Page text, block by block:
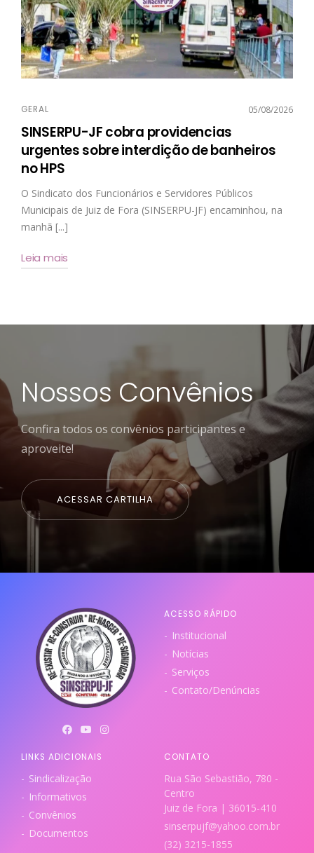
GERAL 05/08/2026
SINSERPU-JF cobra providencias
urgentes sobre interdição de banheiros
no HPS
O Sindicato dos Funcionários e Servidores Públicos
Municipais de Juiz de Fora (SINSERPU-JF) encaminhou, na
manhã [...]
Leia mais
Nossos Convênios
Confira todos os convênios participantes e
aproveite!
ACESSAR CARTILHA
ACESSO RÁPIDO
Institucional
Notícias
Serviços
Contato/Denúncias
LINKS ADICIONAIS
Sindicalização
Informativos
Convênios
Documentos
CONTATO
Rua São Sebastião, 780 -
Centro
Juiz de Fora | 36015-410
sinserpujf@yahoo.com.br
(32) 3215-1855